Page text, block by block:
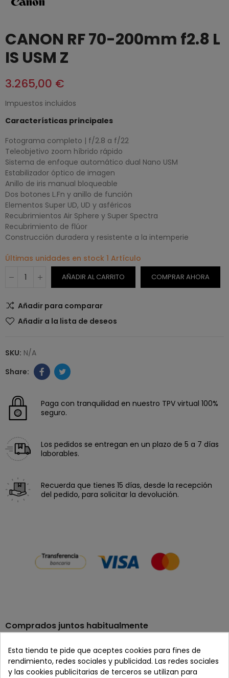
CANON RF 70-200mm f2.8 L
IS USM Z
3.265,00 €
Impuestos incluidos
Características principales
Fotograma completo | f/2.8 a f/22
Teleobjetivo zoom híbrido rápido
Sistema de enfoque automático dual Nano USM
Estabilizador óptico de imagen
Anillo de iris manual bloqueable
Dos ​​botones L.Fn y anillo de función
Elementos Super UD, UD y asféricos
Recubrimientos Air Sphere y Super Spectra
Recubrimiento de flúor
Construcción duradera y resistente a la intemperie
Últimas unidades en stock 1 Artículo
AÑADIR AL CARRITO COMPRAR AHORA
Añadir para comparar
Añadir a la lista de deseos
SKU: N/A
Paga con tranquilidad en nuestro TPV virtual 100%
seguro.
Los pedidos se entregan en un plazo de 5 a 7 días
laborables.
Recuerda que tienes 15 días, desde la recepción
del pedido, para solicitar la devolución.
Comprados juntos habitualmente
+
Esta tienda te pide que aceptes cookies para fines de
rendimiento, redes sociales y publicidad. Las redes sociales
y las cookies publicitarias de terceros se utilizan para